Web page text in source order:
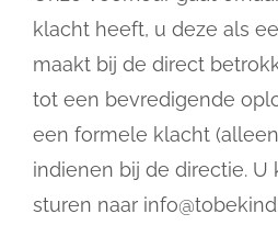
klacht heeft, u deze als
maakt bij de direct
tot een bevredigende
een formele klacht
indienen bij de directie.
sturen naar